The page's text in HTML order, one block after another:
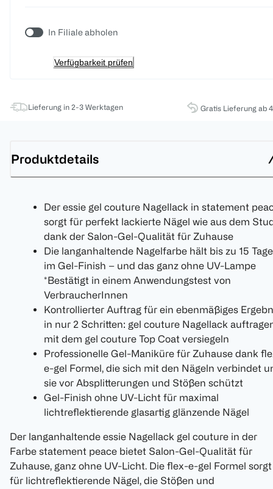
In Filiale abholen
Verfügbarkeit prüfen
Lieferung in 2-3 Werktagen Gratis Lieferung ab
Produktdetails
Der essie gel couture Nagellack in statement
sorgt für perfekt lackierte Nägel wie aus dem
dank der Salon-Gel-Qualität für Zuhause
Die langanhaltende Nagelfarbe hält bis zu 15
im Gel-Finish – und das ganz ohne UV-Lampe
*Bestätigt in einem Anwendungstest von
VerbraucherInnen
Kontrollierter Auftrag für ein ebenmäßiges
in nur 2 Schritten: gel couture Nagellack
mit dem gel couture Top Coat versiegeln
Professionelle Gel-Maniküre für Zuhause dank
e-gel Formel, die sich mit den Nägeln verbindet
sie vor Absplitterungen und Stößen schützt
Gel-Finish ohne UV-Licht für maximal
lichtreflektierende glasartig glänzende Nägel
Der langanhaltende essie Nagellack gel couture in der
Farbe statement peace bietet Salon-Gel-Qualität für
Zuhause, ganz ohne UV-Licht. Die flex-e-gel Formel sorgt
für lichtreflektierende Nägel, die Stößen und